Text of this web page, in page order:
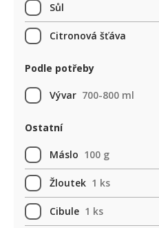
Sůl
Citronová šťáva
Podle potřeby
Vývar 700-800 ml
Ostatní
Máslo 100 g
Žloutek 1 ks
Cibule 1 ks